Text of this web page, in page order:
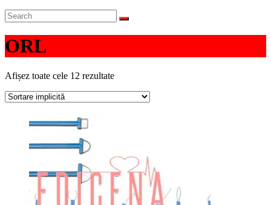
ORL
Afișez toate cele 12 rezultate